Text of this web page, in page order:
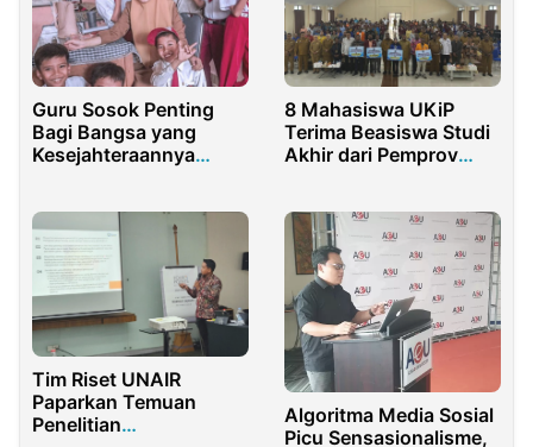
Guru Sosok Penting
Bagi Bangsa yang
Kesejahteraannya
8 Mahasiswa UKiP
Terima Beasiswa Studi
Akhir dari Pemprov
Tim Riset UNAIR
Paparkan Temuan
Penelitian
Algoritma Media Sosial
Picu Sensasionalisme,